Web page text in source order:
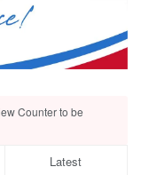
Counter to be
Latest